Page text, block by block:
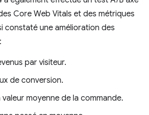
Core Web Vitals et des métriques
constaté une amélioration des
par visiteur.
de conversion.
valeur moyenne de la commande.